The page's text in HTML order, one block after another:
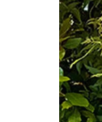
1)ผู้สมัค
ซึ่งตัวน
เบี้ยว แ
ส่วนพร